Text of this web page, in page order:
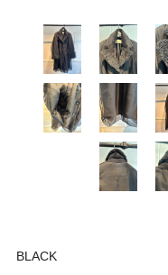
BLACK